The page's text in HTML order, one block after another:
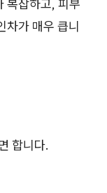
복잡하고, 피부
차가 매우 큽니
합니다.